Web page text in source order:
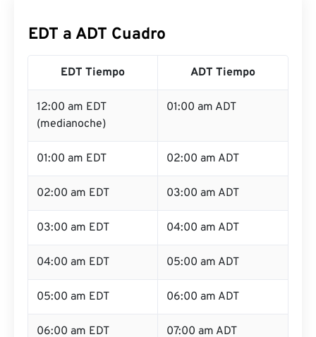
EDT a ADT Cuadro
EDT Tiempo ADT Tiempo
12:00 am EDT
(medianoche)
01:00 am ADT
01:00 am EDT 02:00 am ADT
02:00 am EDT 03:00 am ADT
03:00 am EDT 04:00 am ADT
04:00 am EDT 05:00 am ADT
05:00 am EDT 06:00 am ADT
06:00 am EDT 07:00 am ADT